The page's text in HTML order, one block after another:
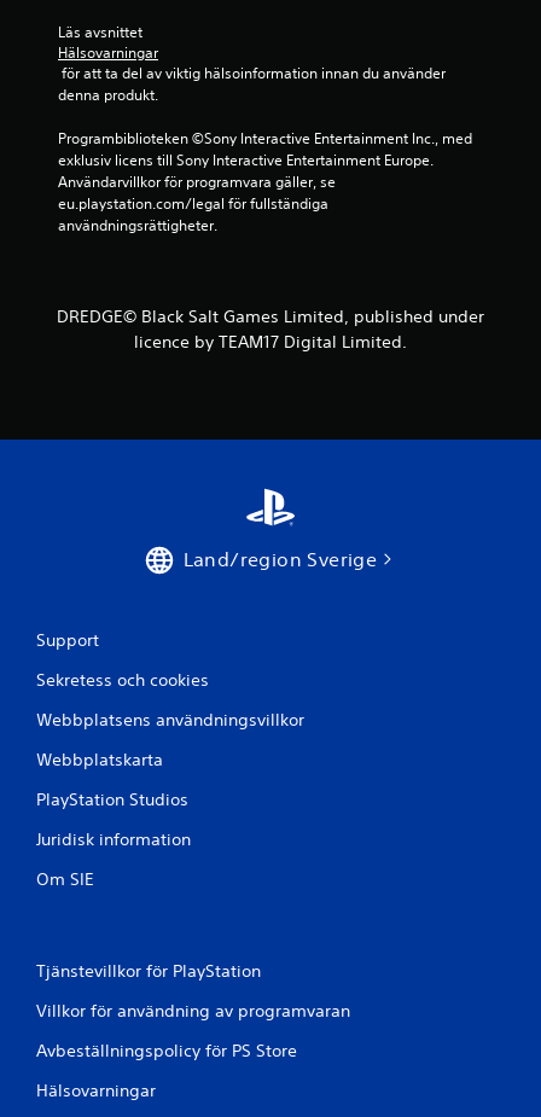
Läs avsnittet
Hälsovarningar
denna produkt.
Programbiblioteken ©Sony Interactive Entertainment Inc., med
exklusiv licens till Sony Interactive Entertainment Europe.
Användarvillkor för programvara gäller, se
eu.playstation.com/legal för fullständiga
användningsrättigheter.
DREDGE© Black Salt Games Limited, published under
licence by TEAM17 Digital Limited.
Land/region Sverige
Support
Sekretess och cookies
Webbplatsens användningsvillkor
Webbplatskarta
PlayStation Studios
Juridisk information
Om SIE
Tjänstevillkor för PlayStation
Villkor för användning av programvaran
Avbeställningspolicy för PS Store
Hälsovarningar